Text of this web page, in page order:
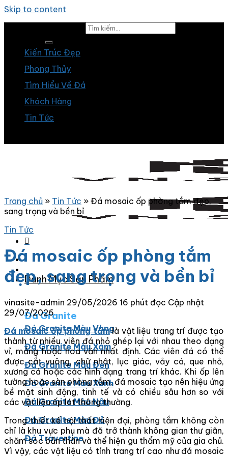
Skip to content
Kiến Trúc Đẹp
Phong Thủy
Tìm Hiểu Về Đá
Khách Hàng
Tin Tức
Danh Mục Sản Phẩm
Đá Granite
Đá Granite Màu Vàng
Đá Granite Màu Xám
Đá Granite Màu Đen
Đá Granite Màu Xanh
Đá Granite Màu Nâu
Đá Granite Màu Đỏ
Đá Travertine
Trang chủ » Tin Tức » Đá mosaic ốp phòng tắm đẹp,
sang trọng và bền bỉ
Tin Tức
Đá mosaic ốp phòng tắm
đẹp, sang trọng và bền bỉ
vinasite-admin 29/05/2026 16 phút đọc Cập nhật
29/07/2026
Đá mosaic ốp phòng tắmlà vật liệu trang trí được tạo
thành từ nhiều viên đá nhỏ ghép lại với nhau theo dạng
vỉ, mảng hoặc hoa văn nhất định. Các viên đá có thể
được cắt vuông, chữ nhật, lục giác, vảy cá, que nhỏ,
xương cá hoặc các hình dạng trang trí khác. Khi ốp lên
tường hoặc sàn phòng tắm, đá mosaic tạo nên hiệu ứng
bề mặt sinh động, tinh tế và có chiều sâu hơn so với
các vật liệu ốp lát thông thường.
Trong thiết kế nội thất hiện đại, phòng tắm không còn
chỉ là khu vực phụ mà đã trở thành không gian thư giãn,
chăm sóc bản thân và thể hiện gu thẩm mỹ của gia chủ.
Vì vậy, các vật liệu có tính trang trí cao như đá mosaic